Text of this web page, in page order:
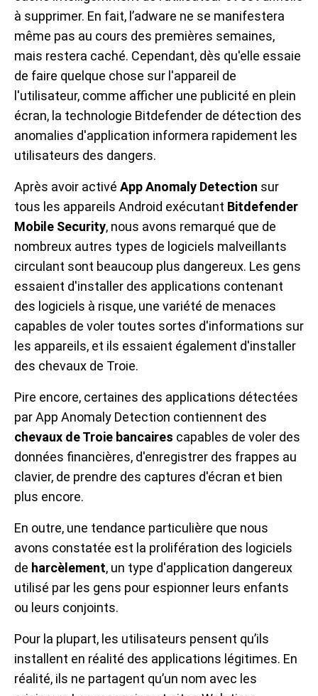
à supprimer. En fait, l’adware ne se manifestera
même pas au cours des premières semaines,
mais restera caché. Cependant, dès qu'elle essaie
de faire quelque chose sur l'appareil de
l'utilisateur, comme afficher une publicité en plein
écran, la technologie Bitdefender de détection des
anomalies d'application informera rapidement les
utilisateurs des dangers.
Après avoir activé App Anomaly Detection sur
tous les appareils Android exécutant Bitdefender
Mobile Security, nous avons remarqué que de
nombreux autres types de logiciels malveillants
circulant sont beaucoup plus dangereux. Les gens
essaient d'installer des applications contenant
des logiciels à risque, une variété de menaces
capables de voler toutes sortes d'informations sur
les appareils, et ils essaient également d'installer
des chevaux de Troie.
Pire encore, certaines des applications détectées
par App Anomaly Detection contiennent des
chevaux de Troie bancaires capables de voler des
données financières, d'enregistrer des frappes au
clavier, de prendre des captures d'écran et bien
plus encore.
En outre, une tendance particulière que nous
avons constatée est la prolifération des logiciels
de harcèlement, un type d'application dangereux
utilisé par les gens pour espionner leurs enfants
ou leurs conjoints.
Pour la plupart, les utilisateurs pensent qu’ils
installent en réalité des applications légitimes. En
réalité, ils ne partagent qu’un nom avec les